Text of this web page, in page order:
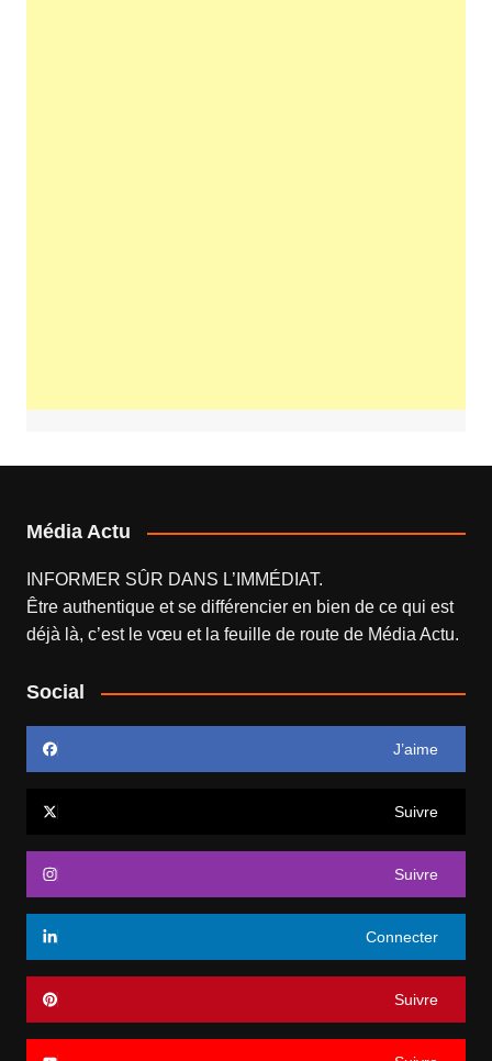
Média Actu
INFORMER SÛR DANS L’IMMÉDIAT.
Être authentique et se différencier en bien de ce qui est
déjà là, c’est le vœu et la feuille de route de Média Actu.
Social
J’aime
Suivre
Suivre
Connecter
Suivre